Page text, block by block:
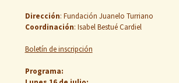
Dirección: Fundación Juanelo Turriano
Coordinación: Isabel Bestué Cardiel
Boletín de inscripción
Programa: